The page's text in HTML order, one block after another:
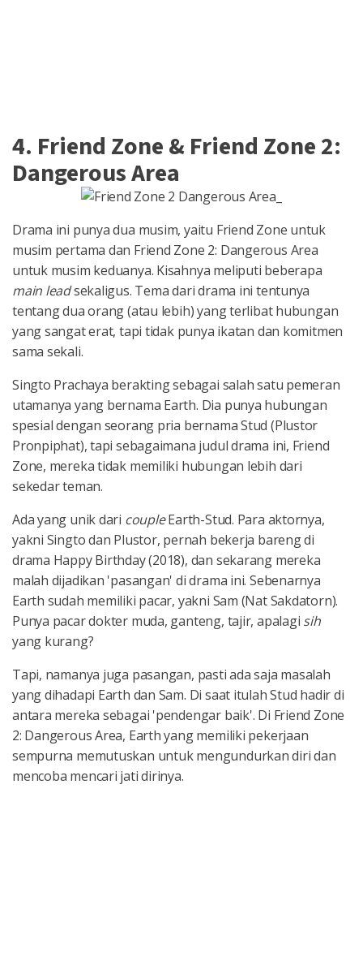
4. Friend Zone & Friend Zone 2:
Dangerous Area
Drama ini punya dua musim, yaitu Friend Zone untuk
musim pertama dan Friend Zone 2: Dangerous Area
untuk musim keduanya. Kisahnya meliputi beberapa
main leadsekaligus. Tema dari drama ini tentunya
tentang dua orang (atau lebih) yang terlibat hubungan
yang sangat erat, tapi tidak punya ikatan dan komitmen
sama sekali.
Singto Prachaya berakting sebagai salah satu pemeran
utamanya yang bernama Earth. Dia punya hubungan
spesial dengan seorang pria bernama Stud (Plustor
Pronpiphat), tapi sebagaimana judul drama ini, Friend
Zone, mereka tidak memiliki hubungan lebih dari
sekedar teman.
Ada yang unik dari coupleEarth-Stud. Para aktornya,
yakni Singto dan Plustor, pernah bekerja bareng di
drama Happy Birthday (2018), dan sekarang mereka
malah dijadikan 'pasangan' di drama ini. Sebenarnya
Earth sudah memiliki pacar, yakni Sam (Nat Sakdatorn).
Punya pacar dokter muda, ganteng, tajir, apalagi sih
yang kurang?
Tapi, namanya juga pasangan, pasti ada saja masalah
yang dihadapi Earth dan Sam. Di saat itulah Stud hadir di
antara mereka sebagai 'pendengar baik'. Di Friend Zone
2: Dangerous Area, Earth yang memiliki pekerjaan
sempurna memutuskan untuk mengundurkan diri dan
mencoba mencari jati dirinya.